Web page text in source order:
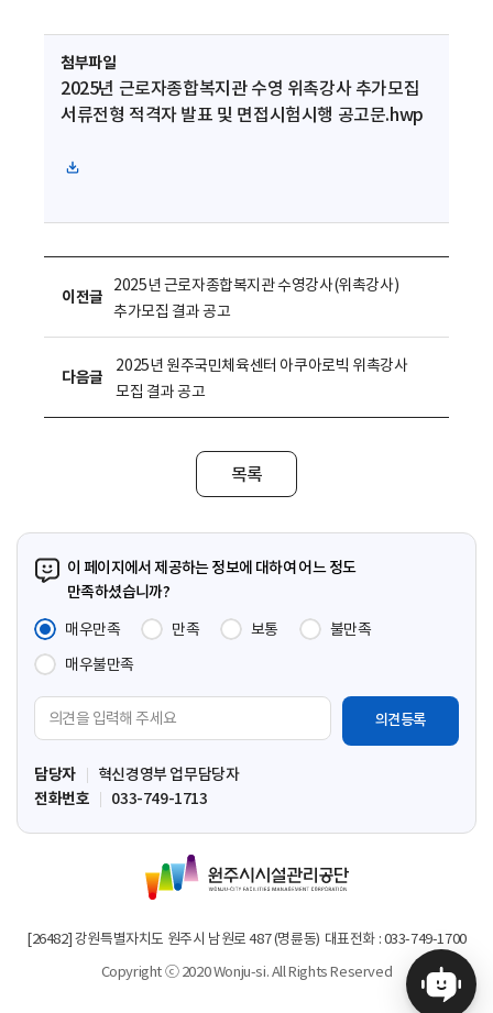
첨부파일
2025년 근로자종합복지관 수영 위촉강사 추가모집
서류전형 적격자 발표 및 면접시험시행 공고문.hwp
파
다
드
이전글
2025년 근로자종합복지관 수영강사(위촉강사)
추가모집 결과 공고
다음글
2025년 원주국민체육센터 아쿠아로빅 위촉강사
모집 결과 공고
목록
이 페이지에서 제공하는 정보에 대하여 어느 정도
만족하셨습니까?
매우만족
만족 보통
불만족
매우불만족
견
입
력
담당자
혁신경영부 업무담당자
전화번호
033-749-1713
원
주
시
설
[26482] 강원특별자치도 원주시 남원로 487 (명륜동) 대표전화 : 033-749-1700
Copyright ⓒ 2020 Wonju-si. All Rights Reserved